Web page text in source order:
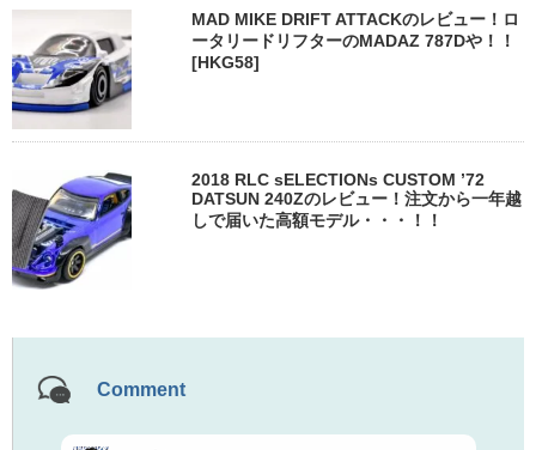
MAD MIKE DRIFT ATTACKのレビュー！ロ
ータリードリフターのMADAZ 787Dや！！
[HKG58]
2018 RLC sELECTIONs CUSTOM ’72
DATSUN 240Zのレビュー！注文から一年越
しで届いた高額モデル・・・！！
Comment